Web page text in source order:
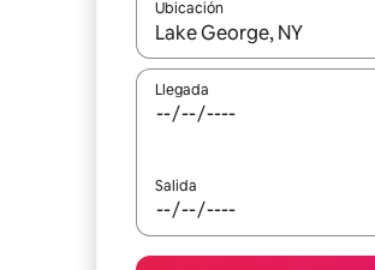
Ubicación
Cuando los resultados
Llegada
Salida